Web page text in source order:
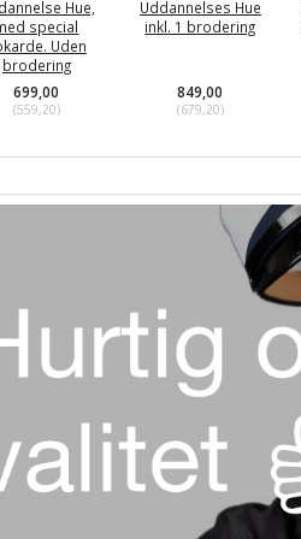
Hue,
special
Uden
brodering
699,00
(559,20)
Uddannelses Hue
inkl. 1 brodering
849,00
(679,20)